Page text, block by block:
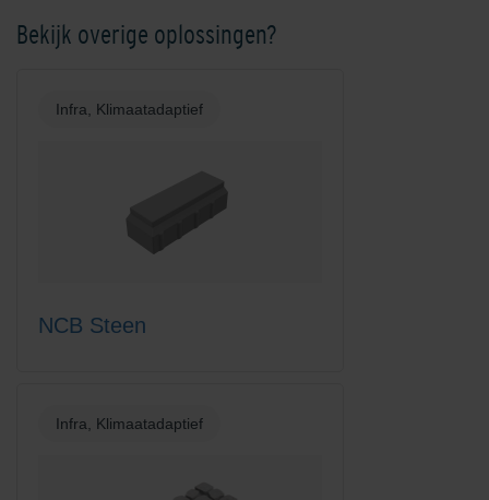
Bekijk overige oplossingen?
Infra, Klimaatadaptief
NCB Steen
Infra, Klimaatadaptief